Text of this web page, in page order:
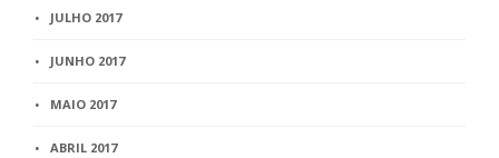
JULHO 2017
JUNHO 2017
MAIO 2017
ABRIL 2017